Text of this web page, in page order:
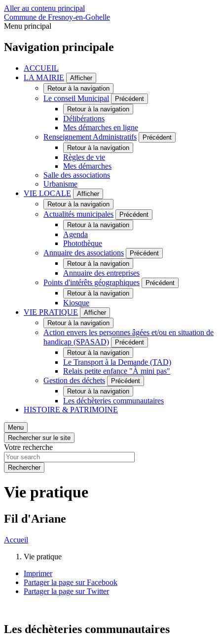
Aller au contenu principal
Commune de Fresnoy-en-Gohelle
Menu principal
Navigation principale
ACCUEIL
LA MAIRIE
Afficher
Retour à la navigation
Le conseil Municipal
Précédent
Retour à la navigation
Délibérations
Mes démarches en ligne
Renseignement Administratifs
Précédent
Retour à la navigation
Règles de vie
Mes démarches
Salle des associations
Urbanisme
VIE LOCALE
Afficher
Retour à la navigation
Actualités municipales
Précédent
Retour à la navigation
Agenda
Photothèque
Annuaire des associations
Précédent
Retour à la navigation
Annuaire des entreprises
Points d'intérêts géographiques
Précédent
Retour à la navigation
Kiosque
VIE PRATIQUE
Afficher
Retour à la navigation
Action envers les personnes âgées et/ou en situation de
handicap (SPASAD)
Précédent
Retour à la navigation
Le Transport à la Demande (TAD)
Relais petite enfance "À mini pas"
Gestion des déchets
Précédent
Retour à la navigation
Les déchèteries communautaires
HISTOIRE & PATRIMOINE
Menu
Rechercher sur le site
Votre recherche
Vie pratique
Fil d'Ariane
Accueil
Vie pratique
Imprimer
Partager la page sur Facebook
Partager la page sur Twitter
Les déchèteries communautaires